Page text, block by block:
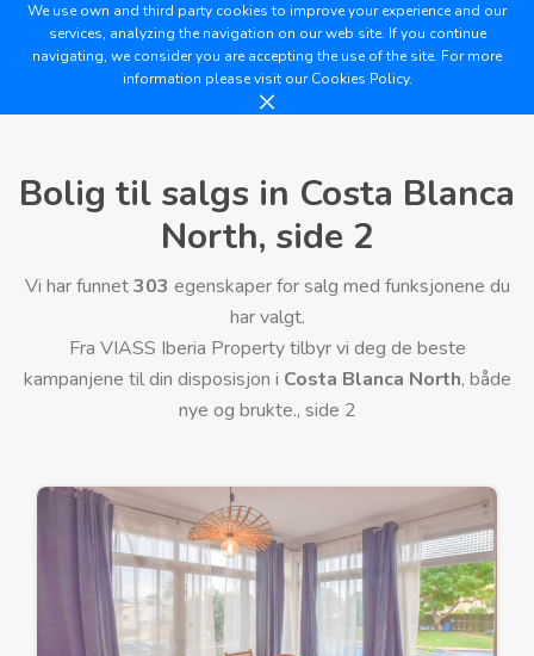
We use own and third party cookies to improve your experience and our
services, analyzing the navigation on our web site. If you continue
navigating, we consider you are accepting the use of the site. For more
information please visit ourCookies Policy.
Bolig til salgs in Costa Blanca
North, side 2
Vi har funnet303 egenskaper for salg med funksjonene du
har valgt.
Fra VIASS Iberia Property tilbyr vi deg de beste
kampanjene til din disposisjon i Costa Blanca North, både
nye og brukte., side 2